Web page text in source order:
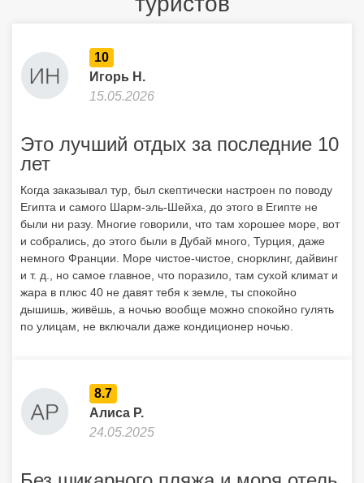
10
Игорь Н.
15.05.2026
Это лучший отдых за последние 10
лет
Когда заказывал тур, был скептически настроен по поводу
Египта и самого Шарм-эль-Шейха, до этого в Египте не
были ни разу. Многие говорили, что там хорошее море, вот
и собрались, до этого были в Дубай много, Турция, даже
немного Франции. Море чистое-чистое, снорклинг, дайвинг
и т. д., но самое главное, что поразило, там сухой климат и
жара в плюс 40 не давят тебя к земле, ты спокойно
дышишь, живёшь, а ночью вообще можно спокойно гулять
по улицам, не включали даже кондиционер ночью.
8.7
Алиса Р.
24.05.2025